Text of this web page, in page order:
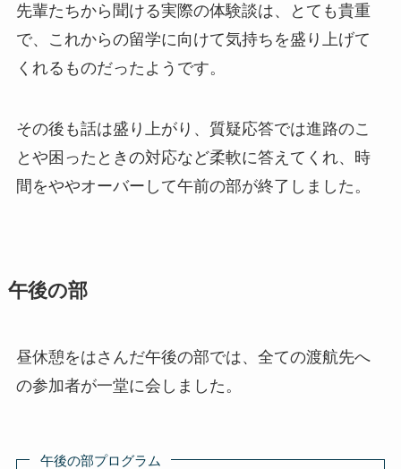
先輩たちから聞ける実際の体験談は、とても貴重
で、これからの留学に向けて気持ちを盛り上げて
くれるものだったようです。
その後も話は盛り上がり、質疑応答では進路のこ
とや困ったときの対応など柔軟に答えてくれ、時
間をややオーバーして午前の部が終了しました。
午後の部
昼休憩をはさんだ午後の部では、全ての渡航先へ
の参加者が一堂に会しました。
午後の部プログラム